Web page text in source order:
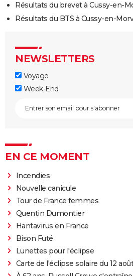
Résultats du brevet à Cussy-en-
Résultats du BTS à Cussy-en-
NEWSLETTERS
Voyage
Week-End
EN CE MOMENT
Incendies
Nouvelle canicule
Tour de France femmes
Quentin Dumontier
Hantavirus en France
Bison Futé
Lunettes pour l'éclipse
Carte de l'éclipse solaire du 12